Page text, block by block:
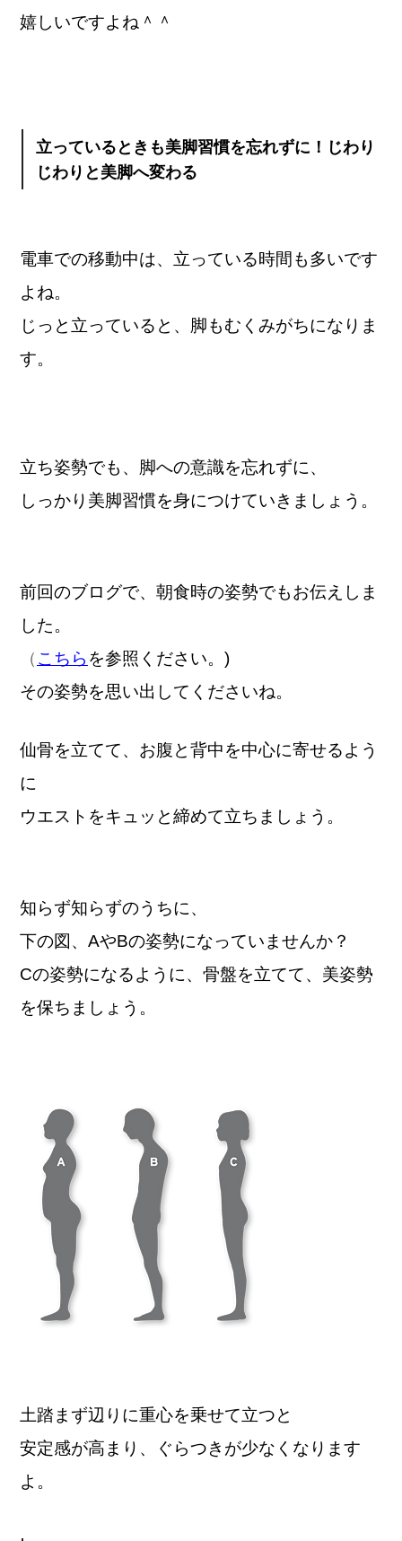
嬉しいですよね＾＾
立っているときも美脚習慣を忘れずに！じわり
じわりと 美脚へ変わる
電車での移動中は、立っている時間も多いです
よね。
じっと立っていると、脚もむくみがちになりま
す。
立ち姿勢でも、脚への意識を忘れずに、
しっかり美脚習慣を身につけていきましょう。
前回のブログで、朝食時の姿勢でもお伝えしま
した。
（ こちら を参照ください。)
その姿勢を思い出してくださいね。
仙骨を立てて、お腹と背中を中心に寄せるよう
に
ウエストをキュッと締めて立ちましょう。
知らず知らずのうちに、
下の図、AやBの姿勢になっていませんか？
Cの姿勢になるように、骨盤を立てて、美姿勢
を保ちましょう。
土踏まず辺りに重心を乗せて立つと
安定感が高まり、ぐらつきが少なくなります
よ。